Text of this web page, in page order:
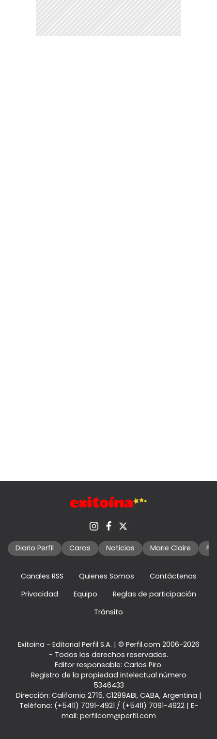
Diario Perfil Caras Noticias Marie Claire
Canales RSS Quienes Somos
Contáctenos
Privacidad
Equipo
Reglas de participación
Tránsito
Exitoina - Editorial Perfil S.A. | © Perfil.com 2006-2026
- Todos los derechos reservados.
Editor responsable: Carlos Piro.
Registro de la propiedad intelectual número
5346433
Dirección: California 2715, C1289ABI, CABA, Argentina |
Teléfono: (+5411) 7091-4921 / (+5411) 7091-4922| E-
mail: perfilcom@perfil.com